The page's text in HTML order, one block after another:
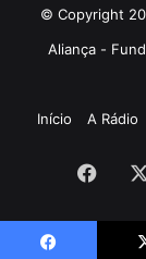
© Copyright
Aliança -
Início
A Rádio